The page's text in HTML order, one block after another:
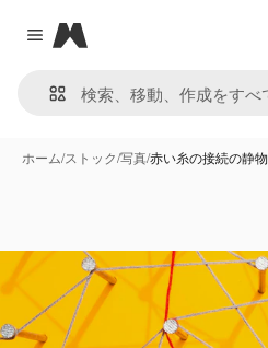
Close menu
Magnific
ホーム/ストック/写真/赤い糸の接続の静物